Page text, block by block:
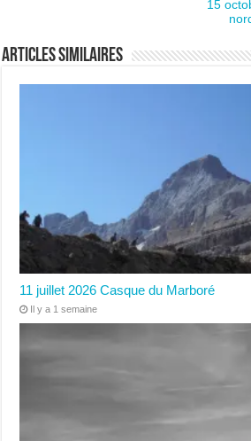
15
Articles similaires
11 juillet 2026 Casque du Marboré
Il y a 1 semaine